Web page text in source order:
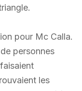
pour Mc Calla.
personnes
les